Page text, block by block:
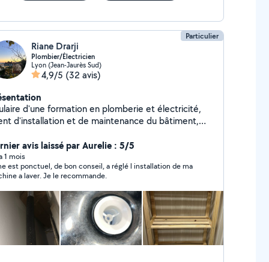
Particulier
Riane Drarji
Plombier/Électricien
Lyon (Jean-Jaurès Sud)
4,9/5 (32 avis)
d'une formation en plomberie et électricité,
d'installation et de maintenance du bâtiment,
avec des prix arrangeants. N'hésitez pas à
! P.S : Plusieurs clients me contactent en
hors de mon champ d'action permit par
je ne peux donc pas vous répondre..
passer par mon numéro de téléphone
! Merci d'avance, si vous n'avez pas de
ici c'est que je ne peux tout simplement pas
répondre à cause de l'application..
avis laissé par Aurelie : 5/5
1 mois
est ponctuel, de bon conseil, a réglé l installation de ma
a laver. Je le recommande.